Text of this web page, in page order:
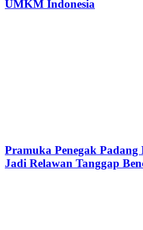
UMKM Indonesia
Pramuka Penegak
Jadi Relawan Tanggap